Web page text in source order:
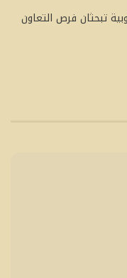
تبحثان فرص التعاون